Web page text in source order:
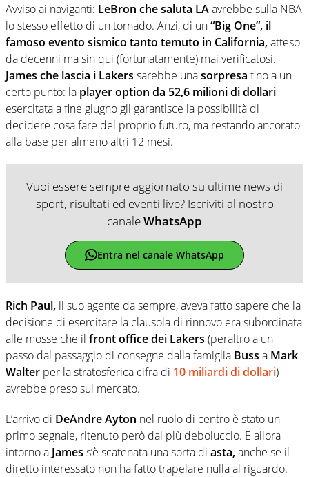
Avviso ai naviganti: LeBron che saluta LAavrebbe sulla NBA
lo stesso effetto di un tornado. Anzi, di un“Big One”, il
famoso evento sismico tanto temuto in California,atteso
da decenni ma sin qui (fortunatamente) mai verificatosi.
James che lascia i Lakers sarebbe unasorpresa fino a un
certo punto: la player option da 52,6 milioni di dollari
esercitata a fine giugno gli garantisce la possibilità di
decidere cosa fare del proprio futuro, ma restando ancorato
alla base per almeno altri 12 mesi.
Vuoi essere sempre aggiornato su ultime news di
sport, risultati ed eventi live? Iscriviti al nostro
canaleWhatsApp
Entra nel canale WhatsApp
Rich Paul, il suo agente da sempre, aveva fatto sapere che la
decisione di esercitare la clausola di rinnovo era subordinata
alle mosse che il front office dei Lakers (peraltro a un
passo dal passaggio di consegne dalla famiglia Buss a Mark
Walter per la stratosferica cifra di 10 miliardi di dollari)
avrebbe preso sul mercato.
L’arrivo di DeAndre Ayton nel ruolo di centro è stato un
primo segnale, ritenuto però dai più deboluccio. E allora
intorno a James s’è scatenata una sorta di asta,anche se il
diretto interessato non ha fatto trapelare nulla al riguardo.